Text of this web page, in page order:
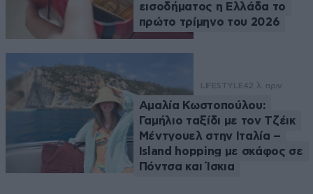
εισοδήματος η Ελλάδα το
πρώτο τρίμηνο του 2026
LIFESTYLE42 λ. πριν
Αμαλία Κωστοπούλου:
Γαμήλιο ταξίδι με τον Τζέικ
Μέντγουελ στην Ιταλία –
Island hopping με σκάφος σε
Πόντσα και Ίσκια